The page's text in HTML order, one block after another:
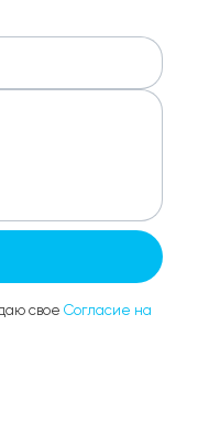
свое Согласие на